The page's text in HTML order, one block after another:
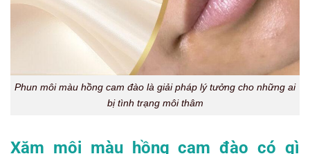
Phun môi màu hồng cam đào là giải pháp lý tưởng cho những ai
bị tình trạng môi thâm
Xăm môi màu hồng cam đào có gì